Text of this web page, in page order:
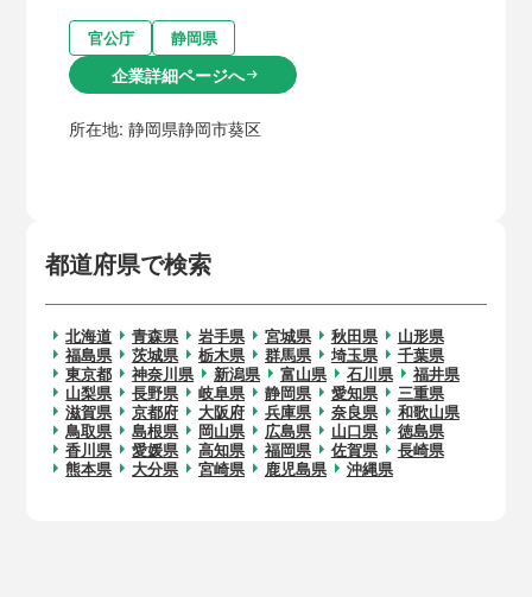
都道府県で検索
北海道 青森県 岩手県 宮城県 秋田県
山形県
福島県
茨城県 栃木県 群馬県 埼玉県
千葉県
東京都
神奈川県 新潟県 富山県 石川県
福井県
山梨県
長野県 岐阜県 静岡県 愛知県
三重県
滋賀県
京都府 大阪府 兵庫県 奈良県
和歌山県
鳥取県
島根県 岡山県 広島県 山口県
徳島県
香川県
愛媛県 高知県 福岡県 佐賀県
長崎県
熊本県
大分県 宮崎県 鹿児島県 沖縄県
官公庁 静岡県
企業詳細ページへarrow_right_alt
所在地:静岡県静岡市葵区